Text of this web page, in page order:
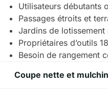
Utilisateurs débutants
Passages étroits et
Jardins de lotissement
Propriétaires d’outils
Besoin de rangement
Coupe nette et